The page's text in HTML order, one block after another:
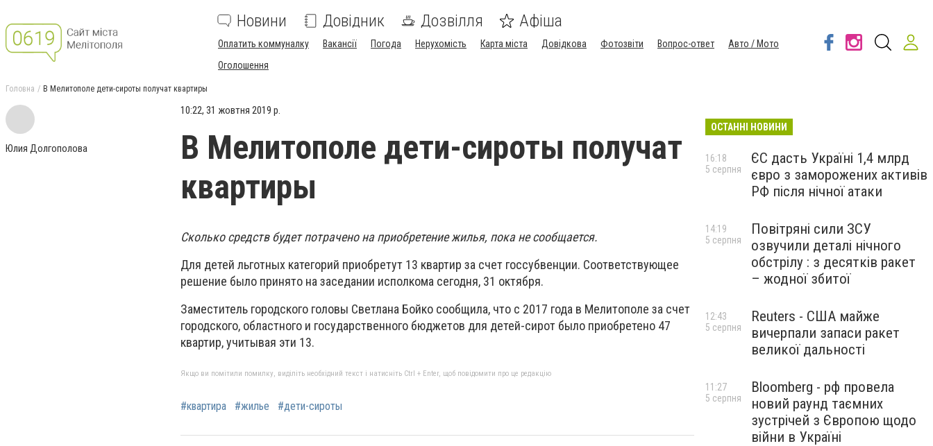
Новини Довідник Дозвілля Афіша
Оплатить коммуналку Вакансії Погода Нерухомість Карта міста Довідкова Фотозвіти Вопрос-ответ
Авто / Мото
Оголошення
Головна В Мелитополе дети-сироты получат квартиры
Юлия Долгополова
10:22, 31 жовтня 2019 р.
В Мелитополе дети-сироты получат
квартиры
Сколько средств будет потрачено на приобретение жилья, пока не сообщается.
Для детей льготных категорий приобретут 13 квартир за счет госсубвенции. Соответствующее
решение было принято на заседании исполкома сегодня, 31 октября.
Заместитель городского головы Светлана Бойко сообщила, что с 2017 года в Мелитополе за счет
городского, областного и государственного бюджетов для детей-сирот было приобретено 47
квартир, учитывая эти 13.
Якщо ви помітили помилку, виділіть необхідний текст і натисніть Ctrl + Enter, щоб повідомити про це редакцію
#квартира #жилье #дети-сироты
ОСТАННІ НОВИНИ
ЄС дасть Україні 1,4 млрд
євро з заморожених активів
РФ після нічної атаки
16:18
5 серпня
Повітряні сили ЗСУ
озвучили деталі нічного
обстрілу : з десятків ракет
– жодної збитої
14:19
5 серпня
Reuters - США майже
вичерпали запаси ракет
великої дальності
12:43
5 серпня
Bloomberg - рф провела
новий раунд таємних
зустрічей з Європою щодо
війни в Україні
11:27
5 серпня